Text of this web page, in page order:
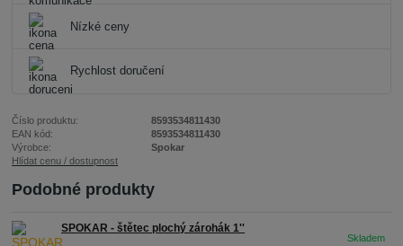
Nízké ceny
Rychlost doručení
Číslo produktu:
8593534811430
EAN kód:
8593534811430
Výrobce:
Spokar
Hlídat cenu / dostupnost
Podobné produkty
SPOKAR - štětec plochý zárohák 1''